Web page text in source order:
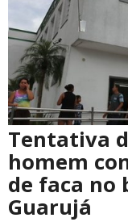
Tentativa
homem
de faca no
Guarujá